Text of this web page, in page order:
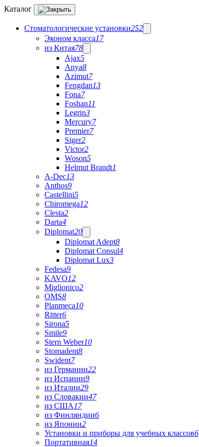
Каталог
Стоматологические установки252
Эконом класса17
из Китая78
Ajax5
Anya8
Azimut7
Fengdan13
Fona7
Foshan11
Legrin3
Mercury7
Premier7
Siger2
Victor2
Woson5
Helmut Brandt1
A-Dec13
Anthos9
Castellini5
Chiromega12
Clesta2
Darta4
Diplomat20
Diplomat Adept8
Diplomat Consul4
Diplomat Lux3
Fedesa9
KAVO12
Miglionico2
OMS8
Planmeca10
Ritter6
Sirona5
Smile9
Stern Weber10
Stomadent8
Swident7
из Германии22
из Испании9
из Италии29
из Словакии47
из США 17
из Финляндии6
из Японии2
Установки и приборы для учебных классов6
Портативная14